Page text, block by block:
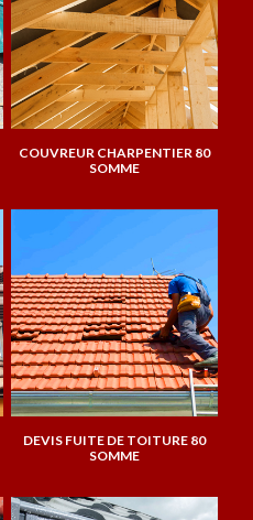
COUVREUR CHARPENTIER 80
SOMME
DEVIS FUITE DE TOITURE 80
SOMME